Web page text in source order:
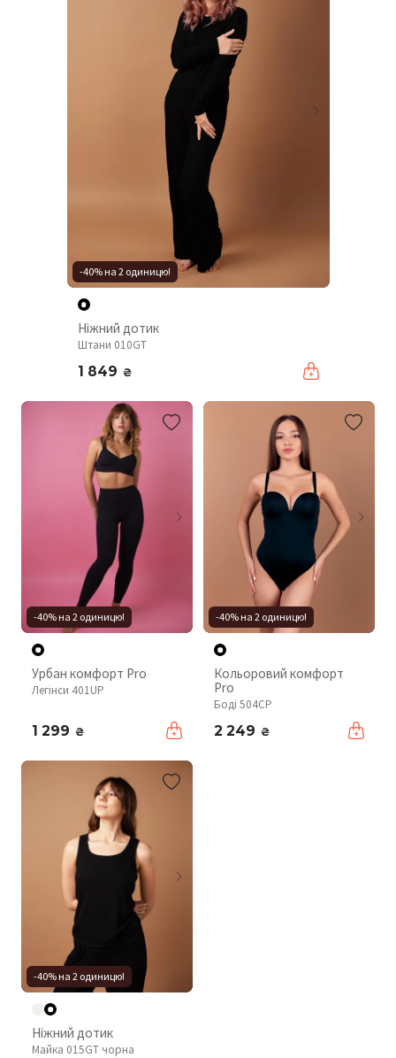
-40% на 2 одиницю!
Ніжний дотик
Штани 010GT
1 849 ₴
-40% на 2 одиницю!
Урбан комфорт Pro
Легінси 401UP
1 299 ₴
-40% на 2 одиницю!
Кольоровий комфорт
Pro
Боді 504CP
2 249 ₴
-40% на 2 одиницю!
Ніжний дотик
Майка 015GT чорна